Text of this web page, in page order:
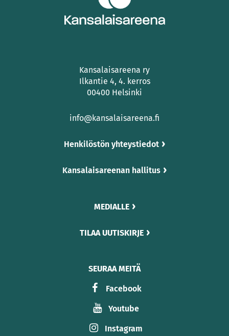
Kansalaisareena ry
Ilkantie 4, 4. kerros
00400 Helsinki
info@kansalaisareena.fi
Henkilöstön yhteystiedot
Kansalaisareenan hallitus
MEDIALLE
TILAA UUTISKIRJE
SEURAA MEITÄ
Facebook
Youtube
Instagram